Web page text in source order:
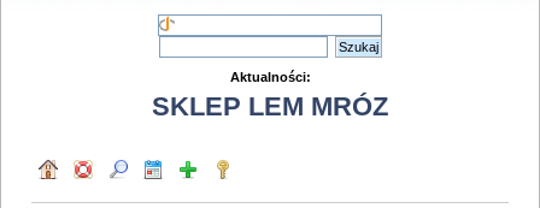
Aktualności:
SKLEP LEM MRÓZ